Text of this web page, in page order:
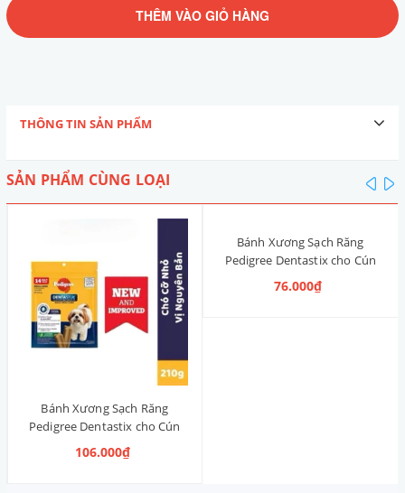
THÊM VÀO GIỎ HÀNG
THÔNG TIN SẢN PHẨM
SẢN PHẨM CÙNG LOẠI
Bánh Xương Sạch Răng
Pedigree Dentastix cho Cún
vừa 210g (14 Thanh, Vị Truyền
Thống)
106.000₫
Bánh Xương Sạch Răng
Pedigree Dentastix cho Cún
nhỏ 120g (14 Thanh, Vị Truyền
Thống)
76.000₫